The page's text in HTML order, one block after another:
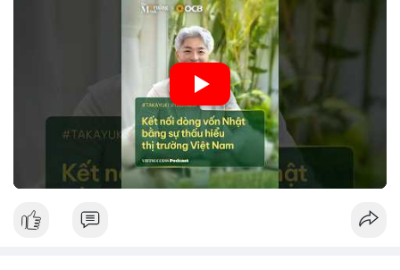
còn tạo ra động lực cho thị trường crypto địa phương khi các
nhà đầu tư đa quốc gia tìm kiếm cơ hội đa dạng. Các yếu tố
như chính sách tài chính Việt Nam, xu hướng đầu tư ESG, và
ổn định thị trường sẽ ảnh hưởng trực tiếp đến lưu lượng vốn
nhập khẩu từ Nhật Bản. Bài cũng nhấn mạnh vai trò của thông
tin thị trường chính xác trong việc giảm rủi ro khi kết nối các
thị trường khác nhau.
🎥 Xem video trực tiếp tại: